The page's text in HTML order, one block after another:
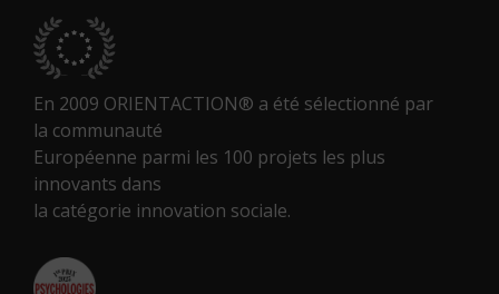
En 2009 ORIENTACTION® a été sélectionné par
la communauté
Européenne parmi les 100 projets les plus
innovants dans
la catégorie innovation sociale.